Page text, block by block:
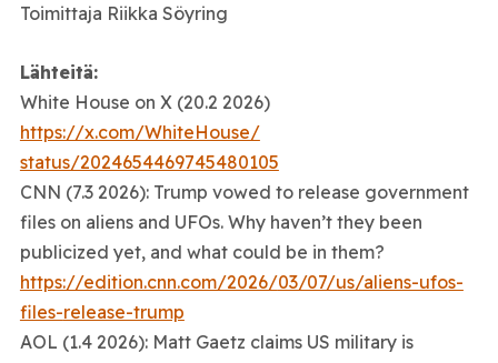
Toimittaja Riikka Söyring
Lähteitä:
White House on X (20.2 2026)
https://x.com/WhiteHouse/
status/2024654469745480105
CNN (7.3 2026): Trump vowed to release government
files on aliens and UFOs. Why haven’t they been
publicized yet, and what could be in them?
https://edition.cnn.com/2026/03/07/us/aliens-ufos-
files-release-trump
AOL (1.4 2026): Matt Gaetz claims US military is